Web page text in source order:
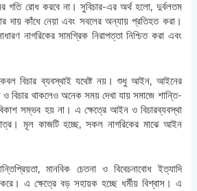
গতি রোধ করবে না। সুবিচার-এর অর্থ হলো, দুর্বলতম
দায় কাঁধে নেয়া এবং সবলের অন্যায় প্রতিহত করা।
নাগরিকের সামগ্রিক নিরাপত্তা নিশ্চিত করা এবং
বিচার ব্যবস্থাই যথেষ্ট নয়। শুধু আইন, আইনের
বিচার থাকলেও অনেক সময় দেখা যায় সমাজে শান্তি-
সম্ভব হয় না। এ ক্ষেত্রে আইন ও বিচারব্যবস্থা
মূল কাজটি হচ্ছে, সকল নাগরিকের মাঝে আইন
মানবিক চেতনা ও বিবেচনাবোধ ইত্যাদি
এ ক্ষেত্রে বড় সহায়ক হচ্ছে ধর্মীয় বিশ্বাস। এ